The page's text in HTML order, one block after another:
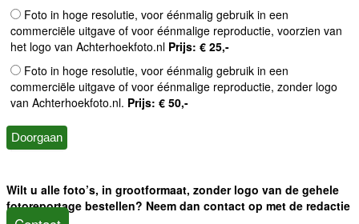
Foto in hoge resolutie, voor éénmalig gebruik in een
commerciële uitgave of voor éénmalige reproductie, voorzien van
het logo van Achterhoekfoto.nl Prijs: € 25,-
Foto in hoge resolutie, voor éénmalig gebruik in een
commerciële uitgave of voor éénmalige reproductie, zonder logo
van Achterhoekfoto.nl. Prijs: € 50,-
Wilt u alle foto’s, in grootformaat, zonder logo van de gehele
fotoreportage bestellen? Neem dan contact op met de redactie